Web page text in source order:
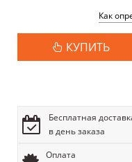
Как
КУПИТЬ
Бесплатная
в день заказа
Оплата